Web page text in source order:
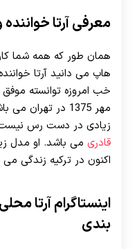
معرفی آرتا خواننده
همان طور که همه شما
هاپ می دانید آرتا
مهر 1375 در
زیادی در دست رس
قادری
اکنون در ترکیه زندگی می
اینستاگرام آرتا
بندی